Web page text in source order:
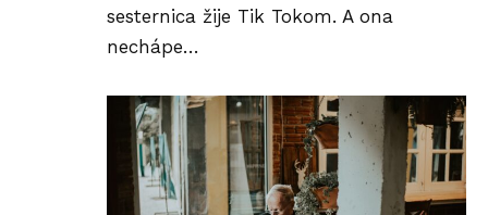
sesternica žije Tik Tokom. A ona
nechápe…